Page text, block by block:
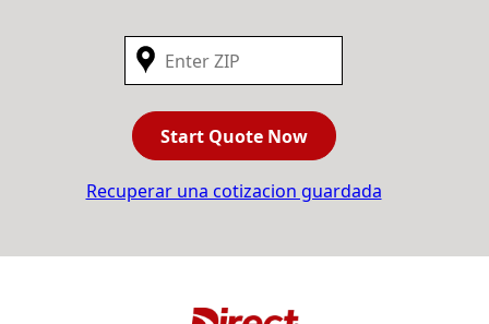
Start Quote Now
Recuperar una cotizacion guardada